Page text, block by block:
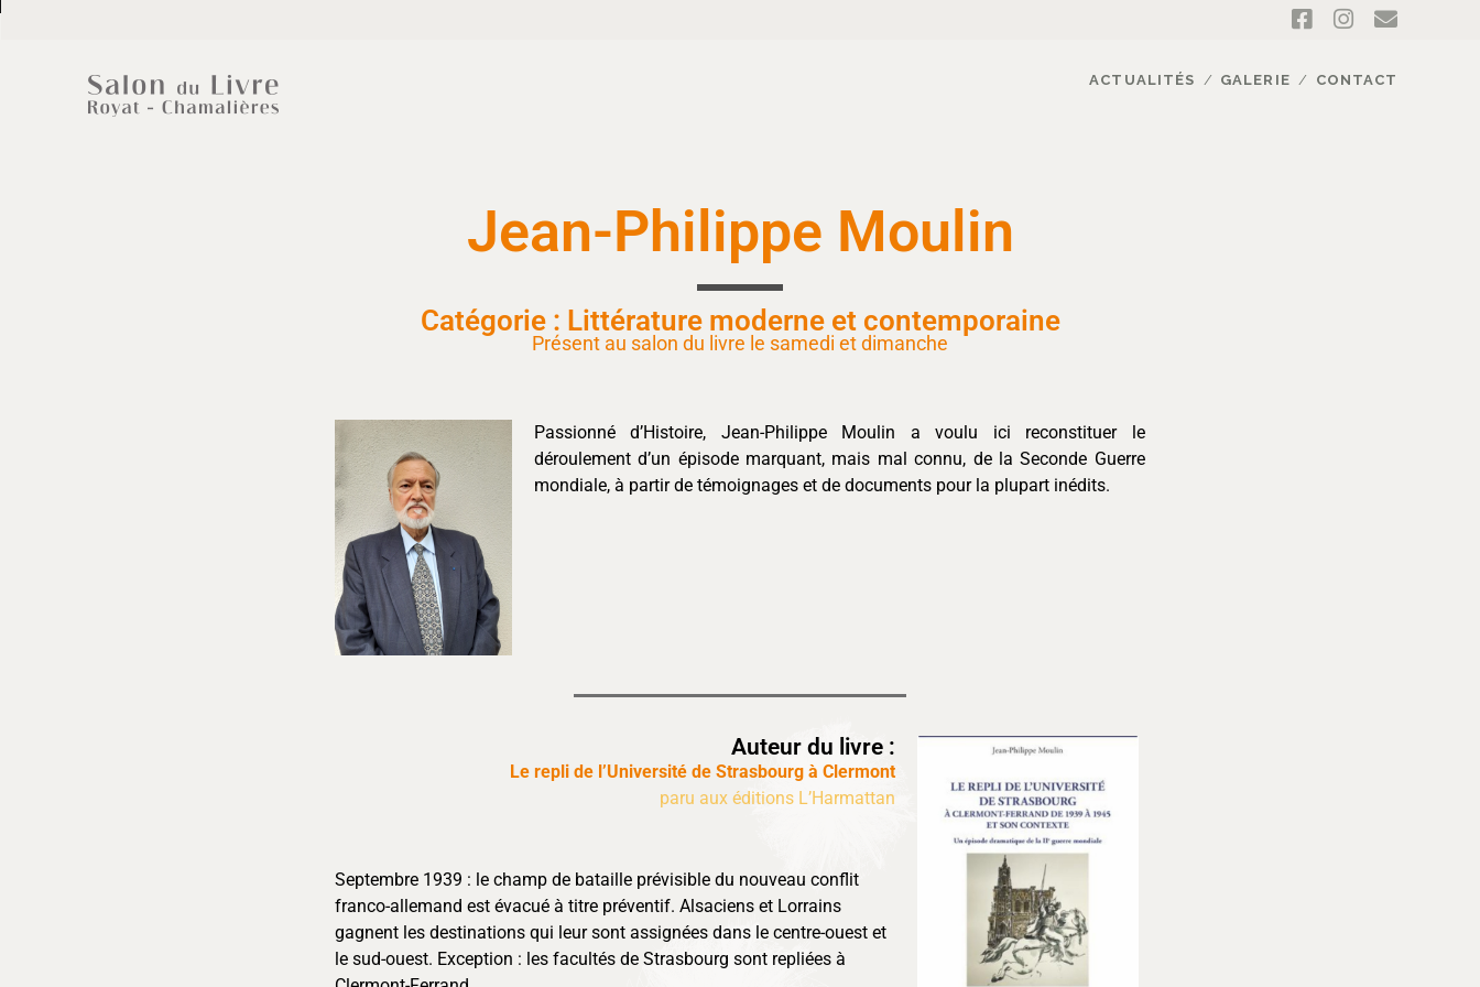
ACTUALITÉS GALERIE CONTACT
Jean-Philippe Moulin
Catégorie : Littérature moderne et contemporaine
Présent au salon du livre le samedi et dimanche
Passionné d’Histoire, Jean-Philippe Moulin a voulu ici reconstituer le
déroulement d’un épisode marquant, mais mal connu, de la Seconde Guerre
mondiale, à partir de témoignages et de documents pour la plupart inédits.
Auteur du livre :
Le repli de l’Université de Strasbourg à Clermont
paru aux éditions L’Harmattan
Septembre 1939 : le champ de bataille prévisible du nouveau conflit
franco-allemand est évacué à titre préventif. Alsaciens et Lorrains
gagnent les destinations qui leur sont assignées dans le centre-ouest et
le sud-ouest. Exception : les facultés de Strasbourg sont repliées à